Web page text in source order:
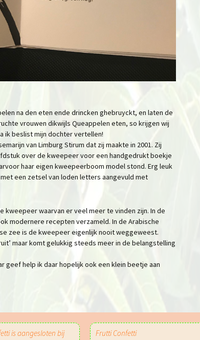
na den eten ende drincken ghebruyckt, en laten de
vrouwen dikwijls Queappelen eten, so krijgen wij
ik beslist mijn dochter vertellen!
van Limburg Stirum dat zij maakte in 2001. Zij
over de kweepeer voor een handgedrukt boekje
haar eigen kweepeerboom model stond. Erg leuk
een zetsel van loden letters aangevuld met
waarvan er veel meer te vinden zijn. In de
modernere recepten verzameld. In de Arabische
zee is de kweepeer eigenlijk nooit weggeweest.
maar komt gelukkig steeds meer in de belangstelling
geef help ik daar hopelijk ook een klein beetje aan
is aangesloten bij Frutti Confetti